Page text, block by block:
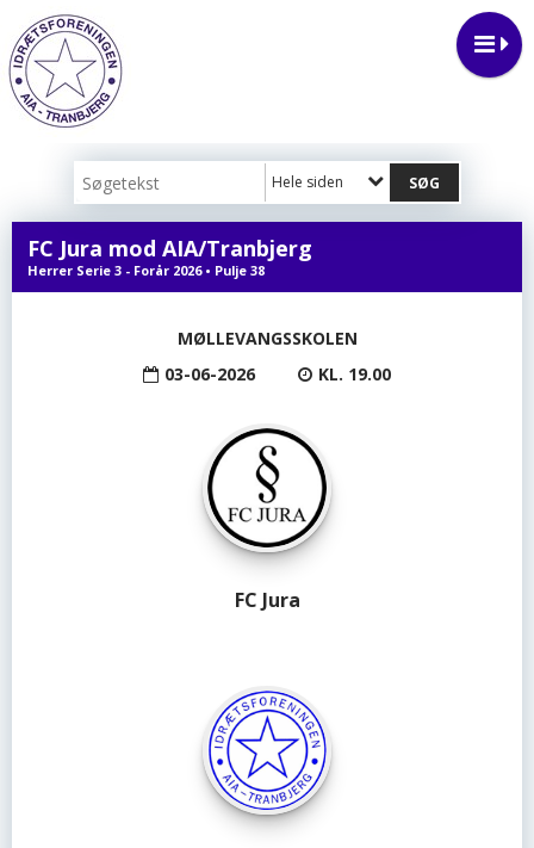
Hele siden
FC Jura mod AIA/Tranbjerg
Herrer Serie 3 - Forår 2026 • Pulje 38
MØLLEVANGSSKOLEN
03-06-2026
KL. 19.00
FC Jura